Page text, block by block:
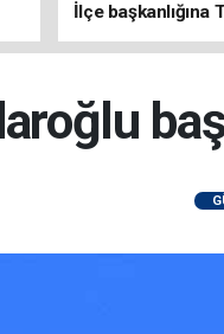
İlçe başkanlığına
atandı